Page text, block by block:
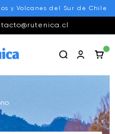
y Volcanes del Sur de Chile